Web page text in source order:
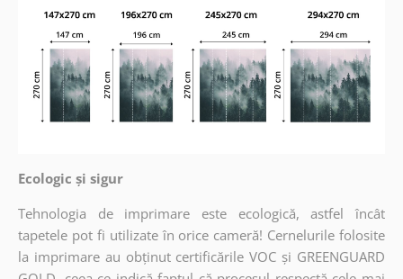
Ecologic și sigur
Tehnologia de imprimare este ecologică, astfel încât
tapetele pot fi utilizate în orice cameră! Cernelurile folosite
la imprimare au obținut certificările VOC și GREENGUARD